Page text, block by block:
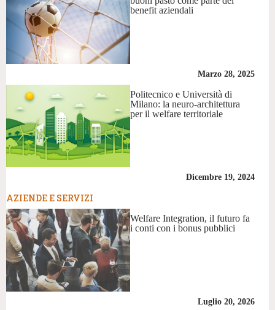
benefit aziendali
Marzo 28, 2025
Politecnico e Università di
Milano: la neuro-architettura
per il welfare territoriale
Dicembre 19, 2024
AZIENDE E SERVIZI
Welfare Integration, il futuro fa
i conti con i bonus pubblici
Luglio 20, 2026